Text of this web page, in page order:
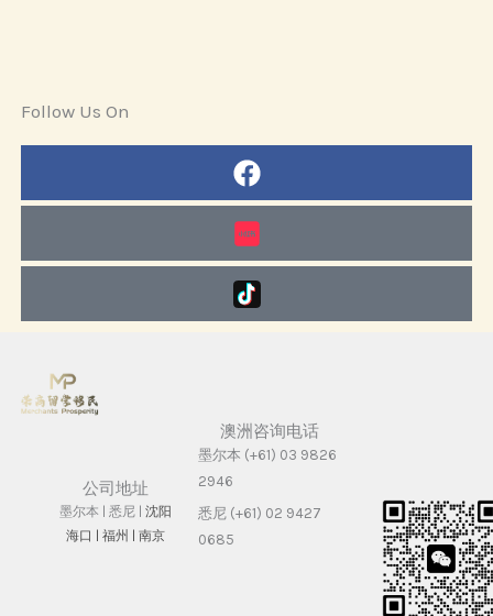
Follow Us On
Facebook
公司地址
墨尔本 | 悉尼 | 沈阳
海⼝ | 福州 | 南京
澳洲咨询电话
墨尔本 (+61) 03 9826
2946
悉尼 (+61) 02 9427
0685